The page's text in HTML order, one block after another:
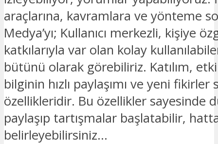
araçlarına, kavramlara ve yönteme
Medya’yı; Kullanıcı merkezli, kişiye
katkılarıyla var olan kolay
bütünü olarak görebiliriz. Katılım,
bilginin hızlı paylaşımı ve yeni fikirler
özellikleridir. Bu özellikler sayesinde
paylaşıp tartışmalar başlatabilir,
belirleyebilirsiniz…